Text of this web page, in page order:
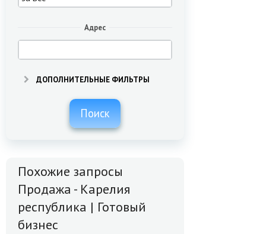
Адрес
ДОПОЛНИТЕЛЬНЫЕ ФИЛЬТРЫ
Поиск
Похожие запросы
Продажа - Карелия
республика | Готовый
бизнес